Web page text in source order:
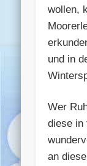
wollen,
und in
Wer
diese in
an